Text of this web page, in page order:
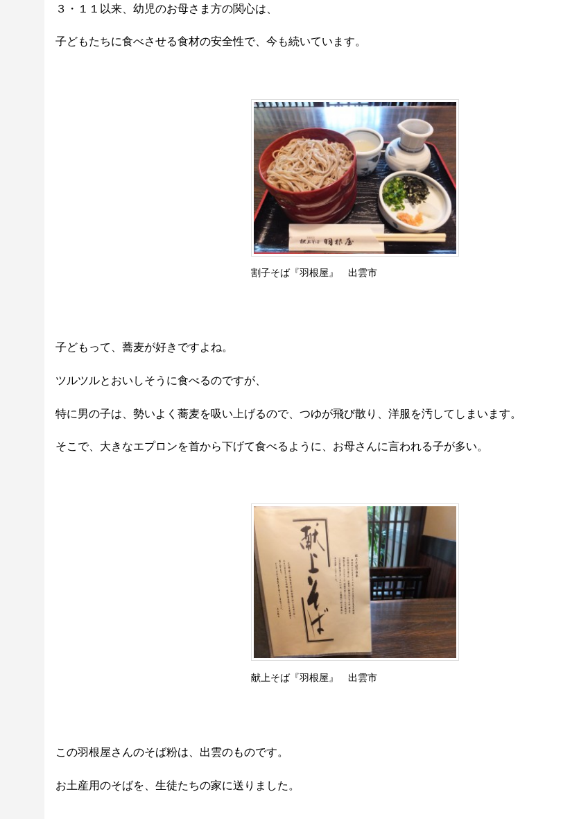
３・１１以来、幼児のお母さま方の関心は、
子どもたちに食べさせる食材の安全性で、今も続いています。
割子そば『羽根屋』 出雲市
子どもって、蕎麦が好きですよね。
ツルツルとおいしそうに食べるのですが、
特に男の子は、勢いよく蕎麦を吸い上げるので、つゆが飛び散り、洋服を汚してしまいます。
そこで、大きなエプロンを首から下げて食べるように、お母さんに言われる子が多い。
献上そば『羽根屋』 出雲市
この羽根屋さんのそば粉は、出雲のものです。
お土産用のそばを、生徒たちの家に送りました。